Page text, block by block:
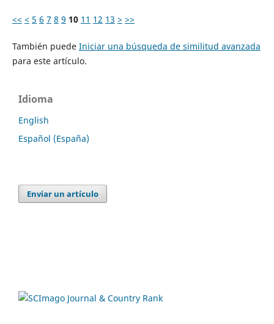
<< < 5 6 7 8 9 10 11 12 13 > >>
También puede Iniciar una búsqueda de similitud avanzada
para este artículo.
Idioma
English
Español (España)
Enviar un artículo